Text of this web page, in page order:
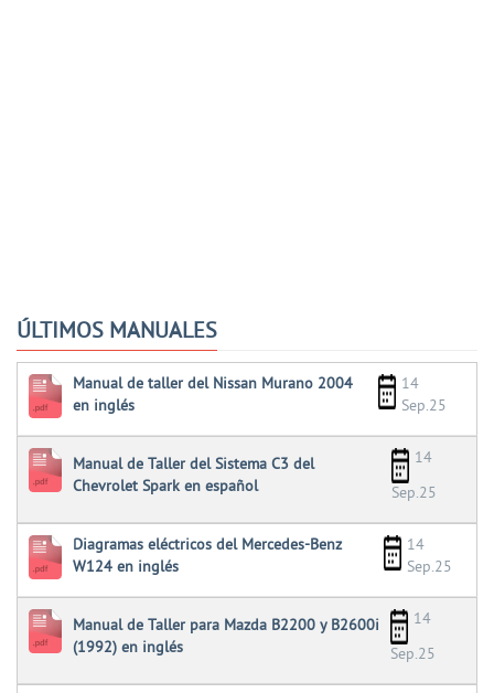
ÚLTIMOS MANUALES
Manual de taller del Nissan Murano 2004
en inglés
14
Sep.25
Manual de Taller del Sistema C3 del
Chevrolet Spark en español
14
Sep.25
Diagramas eléctricos del Mercedes-Benz
W124 en inglés
14
Sep.25
Manual de Taller para Mazda B2200 y B2600i
(1992) en inglés
14
Sep.25